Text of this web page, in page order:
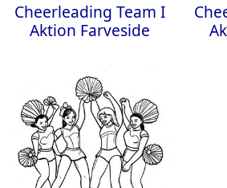
Cheerleading Team I
Aktion Farveside